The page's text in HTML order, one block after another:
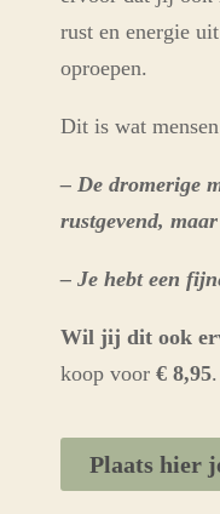
rust en energie
oproepen.
Dit is wat
– De dromerige
rustgevend,
– Je hebt een
Wil jij dit ook
koop voor € 8,95.
Plaats hier